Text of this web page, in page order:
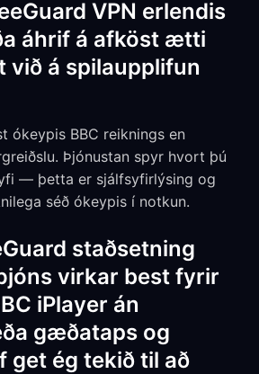
VPN erlendis
áhrif á afköst ætti
við á spilaupplifun
ókeypis BBC reiknings en
Þjónustan spyr hvort þú
— þetta er sjálfsyfirlýsing og
séð ókeypis í notkun.
staðsetning
virkar best fyrir
iPlayer án
gæðataps og
get ég tekið til að